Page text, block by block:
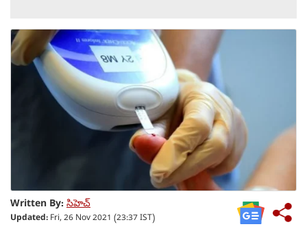
Written By: సిహెచ్
Updated: Fri, 26 Nov 2021 (23:37 IST)